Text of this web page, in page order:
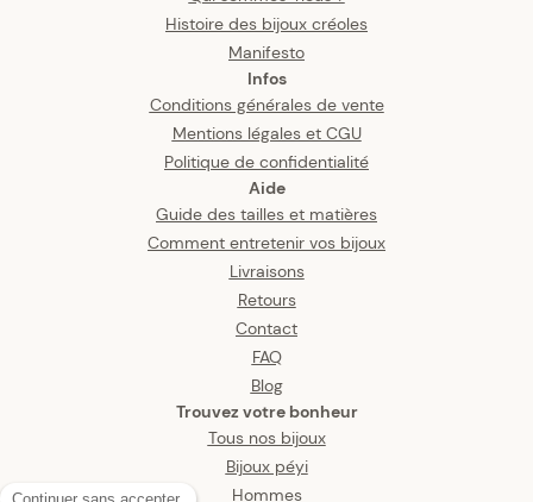
Histoire des bijoux créoles
Manifesto
Infos
Conditions générales de vente
Mentions légales et CGU
Politique de confidentialité
Aide
Guide des tailles et matières
Comment entretenir vos bijoux
Livraisons
Retours
Contact
FAQ
Blog
Trouvez votre bonheur
Tous nos bijoux
Bijoux péyi
Hommes